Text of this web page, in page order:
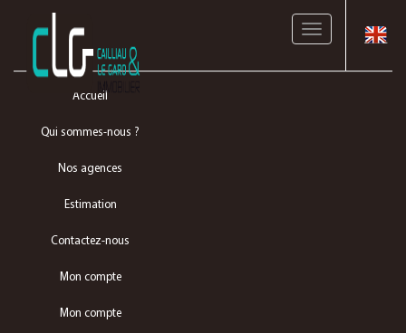
Toggle
Accueil
Qui sommes-nous ?
Nos agences
Estimation
Contactez-nous
Mon compte
Mon compte